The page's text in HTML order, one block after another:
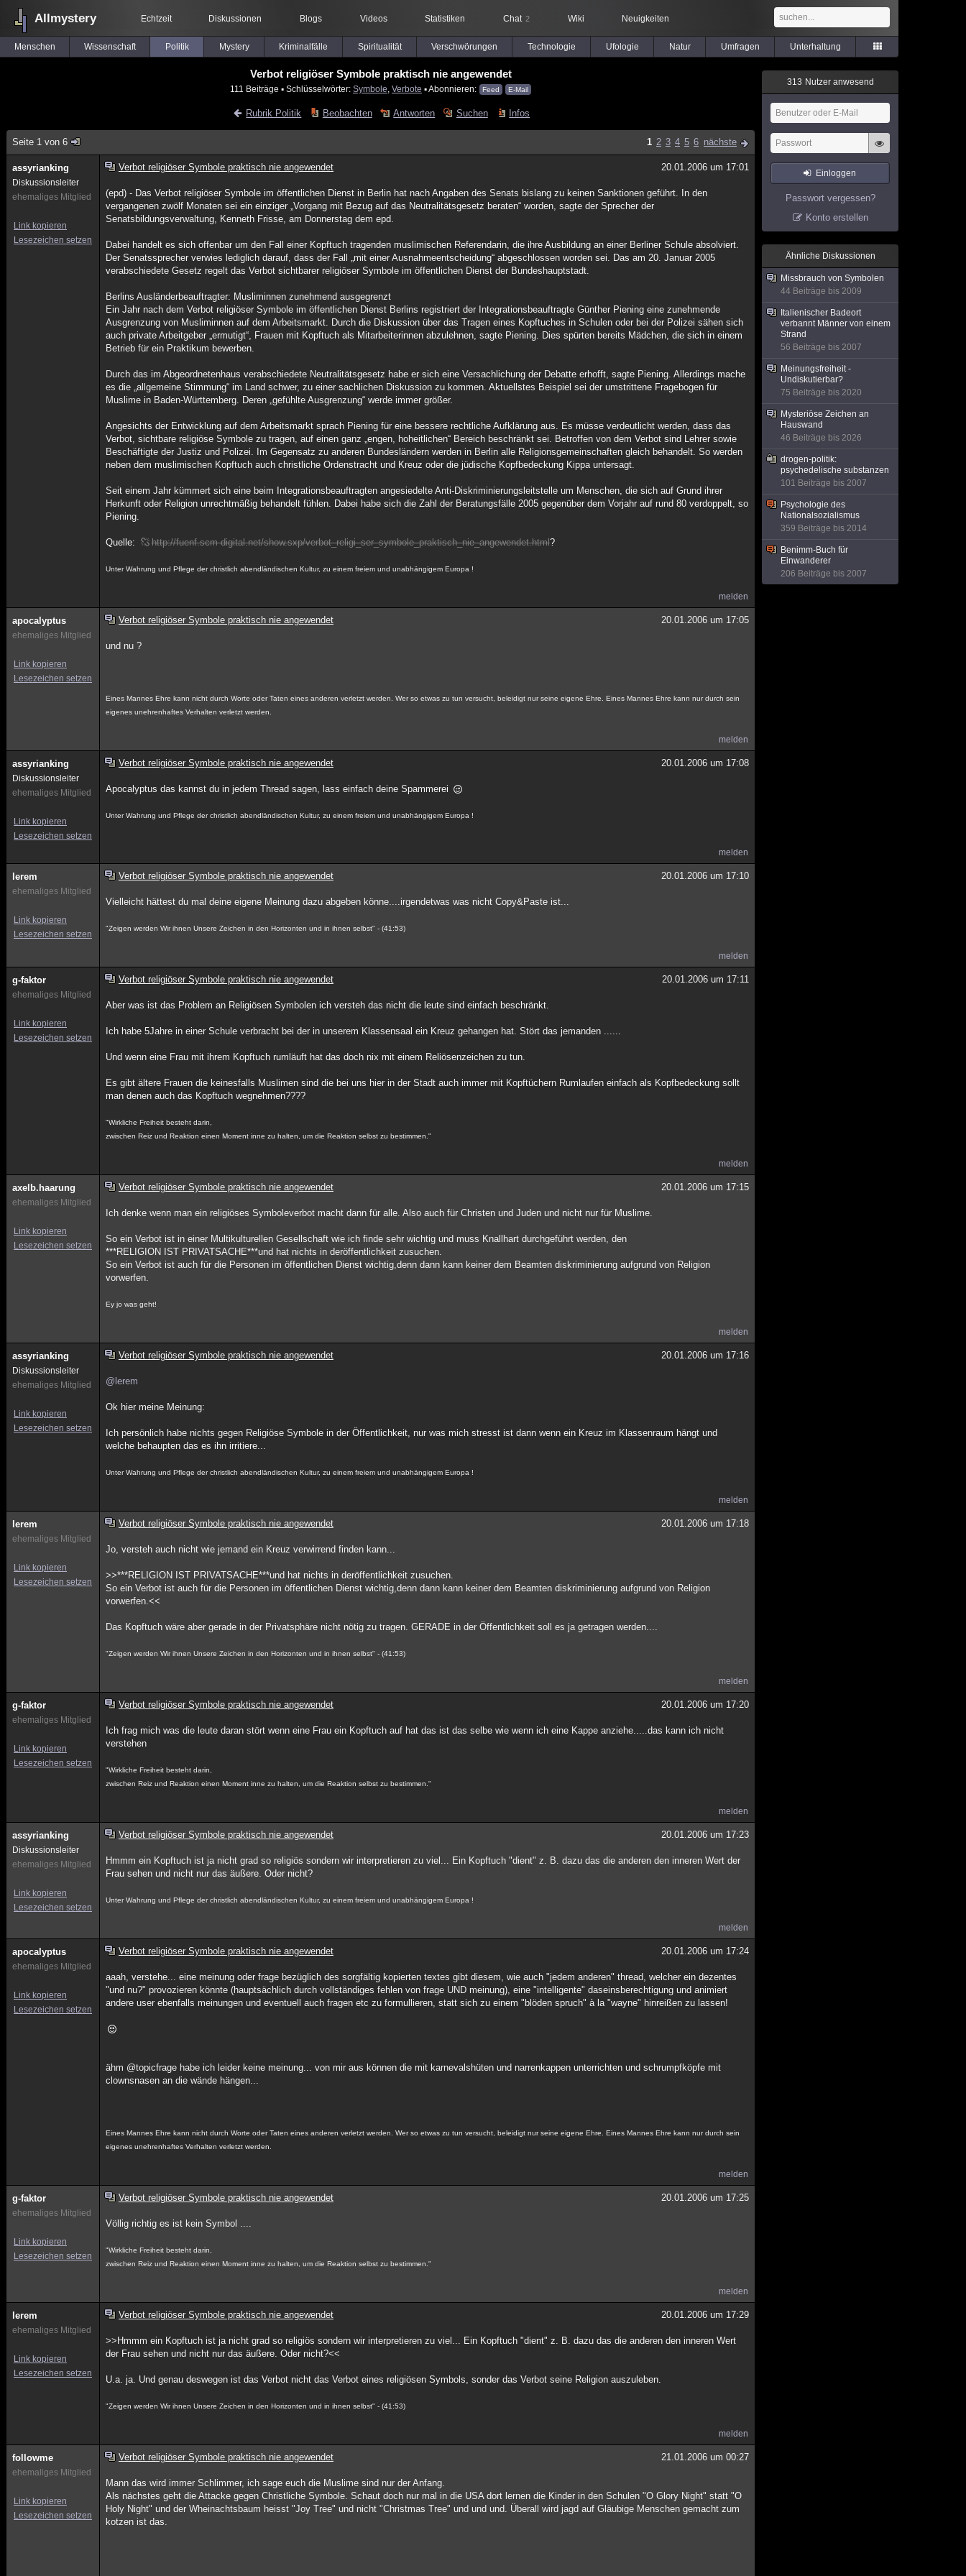
Allmystery Echtzeit Diskussionen Blogs Videos Statistiken Chat 2 Wiki Neuigkeiten
Menschen Wissenschaft Politik Mystery Kriminalfälle Spiritualität Verschwörungen Technologie Ufologie Natur Umfragen Unterhaltung
Verbot religiöser Symbole praktisch nie angewendet
111 Beiträge ▪ Schlüsselwörter: Symbole Verbote ▪ Abonnieren: Feed E-Mail
Rubrik Politik Beobachten Antworten Suchen Infos
Seite 1 von 6 1 2 3 4 5 6 nächste
assyrianking
Diskussionsleiter
ehemaliges Mitglied
Link kopieren
Lesezeichen setzen
Verbot religiöser Symbole praktisch nie angewendet 20.01.2006 um 17:01
(epd) - Das Verbot religiöser Symbole im öffentlichen Dienst in Berlin hat nach Angaben des Senats bislang zu keinen Sanktionen geführt. In den
vergangenen zwölf Monaten sei ein einziger „Vorgang mit Bezug auf das Neutralitätsgesetz beraten“ worden, sagte der Sprecher der
Senatsbildungsverwaltung, Kenneth Frisse, am Donnerstag dem epd.
Dabei handelt es sich offenbar um den Fall einer Kopftuch tragenden muslimischen Referendarin, die ihre Ausbildung an einer Berliner Schule absolviert.
Der Senatssprecher verwies lediglich darauf, dass der Fall „mit einer Ausnahmeentscheidung“ abgeschlossen worden sei. Das am 20. Januar 2005
verabschiedete Gesetz regelt das Verbot sichtbarer religiöser Symbole im öffentlichen Dienst der Bundeshauptstadt.
Berlins Ausländerbeauftragter: Musliminnen zunehmend ausgegrenzt
Ein Jahr nach dem Verbot religiöser Symbole im öffentlichen Dienst Berlins registriert der Integrationsbeauftragte Günther Piening eine zunehmende
Ausgrenzung von Musliminnen auf dem Arbeitsmarkt. Durch die Diskussion über das Tragen eines Kopftuches in Schulen oder bei der Polizei sähen sich
auch private Arbeitgeber „ermutigt“, Frauen mit Kopftuch als Mitarbeiterinnen abzulehnen, sagte Piening. Dies spürten bereits Mädchen, die sich in einem
Betrieb für ein Praktikum bewerben.
Durch das im Abgeordnetenhaus verabschiedete Neutralitätsgesetz habe er sich eine Versachlichung der Debatte erhofft, sagte Piening. Allerdings mache
es die „allgemeine Stimmung“ im Land schwer, zu einer sachlichen Diskussion zu kommen. Aktuellstes Beispiel sei der umstrittene Fragebogen für
Muslime in Baden-Württemberg. Deren „gefühlte Ausgrenzung“ werde immer größer.
Angesichts der Entwicklung auf dem Arbeitsmarkt sprach Piening für eine bessere rechtliche Aufklärung aus. Es müsse verdeutlicht werden, dass das
Verbot, sichtbare religiöse Symbole zu tragen, auf einen ganz „engen, hoheitlichen“ Bereich beschränkt sei. Betroffen von dem Verbot sind Lehrer sowie
Beschäftigte der Justiz und Polizei. Im Gegensatz zu anderen Bundesländern werden in Berlin alle Religionsgemeinschaften gleich behandelt. So werden
neben dem muslimischen Kopftuch auch christliche Ordenstracht und Kreuz oder die jüdische Kopfbedeckung Kippa untersagt.
Seit einem Jahr kümmert sich eine beim Integrationsbeauftragten angesiedelte Anti-Diskriminierungsleitstelle um Menschen, die sich auf Grund ihrer
Herkunft oder Religion unrechtmäßig behandelt fühlen. Dabei habe sich die Zahl der Beratungsfälle 2005 gegenüber dem Vorjahr auf rund 80 verdoppelt, so
Piening.
Quelle: http://fuenf.scm-digital.net/show.sxp/verbot_religi_ser_symbole_praktisch_nie_angewendet.html?
Unter Wahrung und Pflege der christlich abendländischen Kultur, zu einem freiem und unabhängigem Europa !
melden
apocalyptus
ehemaliges Mitglied
Link kopieren
Lesezeichen setzen
Verbot religiöser Symbole praktisch nie angewendet 20.01.2006 um 17:05
und nu ?
Eines Mannes Ehre kann nicht durch Worte oder Taten eines anderen verletzt werden. Wer so etwas zu tun versucht, beleidigt nur seine eigene Ehre. Eines Mannes Ehre kann nur durch sein
eigenes unehrenhaftes Verhalten verletzt werden.
melden
assyrianking
Diskussionsleiter
ehemaliges Mitglied
Link kopieren
Lesezeichen setzen
Verbot religiöser Symbole praktisch nie angewendet 20.01.2006 um 17:08
Apocalyptus das kannst du in jedem Thread sagen, lass einfach deine Spammerei
Unter Wahrung und Pflege der christlich abendländischen Kultur, zu einem freiem und unabhängigem Europa !
melden
lerem
ehemaliges Mitglied
Link kopieren
Lesezeichen setzen
Verbot religiöser Symbole praktisch nie angewendet 20.01.2006 um 17:10
Vielleicht hättest du mal deine eigene Meinung dazu abgeben könne....irgendetwas was nicht Copy&Paste ist...
"Zeigen werden Wir ihnen Unsere Zeichen in den Horizonten und in ihnen selbst" - (41:53)
melden
g-faktor
ehemaliges Mitglied
Link kopieren
Lesezeichen setzen
Verbot religiöser Symbole praktisch nie angewendet 20.01.2006 um 17:11
Aber was ist das Problem an Religiösen Symbolen ich versteh das nicht die leute sind einfach beschränkt.
Ich habe 5Jahre in einer Schule verbracht bei der in unserem Klassensaal ein Kreuz gehangen hat. Stört das jemanden ......
Und wenn eine Frau mit ihrem Kopftuch rumläuft hat das doch nix mit einem Reliösenzeichen zu tun.
Es gibt ältere Frauen die keinesfalls Muslimen sind die bei uns hier in der Stadt auch immer mit Kopftüchern Rumlaufen einfach als Kopfbedeckung sollt
man denen auch das Kopftuch wegnehmen????
"Wirkliche Freiheit besteht darin,
zwischen Reiz und Reaktion einen Moment inne zu halten, um die Reaktion selbst zu bestimmen."
melden
axelb.haarung
ehemaliges Mitglied
Link kopieren
Lesezeichen setzen
Verbot religiöser Symbole praktisch nie angewendet 20.01.2006 um 17:15
Ich denke wenn man ein religiöses Symboleverbot macht dann für alle. Also auch für Christen und Juden und nicht nur für Muslime.
So ein Verbot ist in einer Multikulturellen Gesellschaft wie ich finde sehr wichtig und muss Knallhart durchgeführt werden, den
***RELIGION IST PRIVATSACHE***und hat nichts in deröffentlichkeit zusuchen.
So ein Verbot ist auch für die Personen im öffentlichen Dienst wichtig,denn dann kann keiner dem Beamten diskriminierung aufgrund von Religion
vorwerfen.
Ey jo was geht!
melden
assyrianking
Diskussionsleiter
ehemaliges Mitglied
Link kopieren
Lesezeichen setzen
Verbot religiöser Symbole praktisch nie angewendet 20.01.2006 um 17:16
@lerem
Ok hier meine Meinung:
Ich persönlich habe nichts gegen Religiöse Symbole in der Öffentlichkeit, nur was mich stresst ist dann wenn ein Kreuz im Klassenraum hängt und
welche behaupten das es ihn irritiere...
Unter Wahrung und Pflege der christlich abendländischen Kultur, zu einem freiem und unabhängigem Europa !
melden
lerem
ehemaliges Mitglied
Link kopieren
Lesezeichen setzen
Verbot religiöser Symbole praktisch nie angewendet 20.01.2006 um 17:18
Jo, versteh auch nicht wie jemand ein Kreuz verwirrend finden kann...
>>***RELIGION IST PRIVATSACHE***und hat nichts in deröffentlichkeit zusuchen.
So ein Verbot ist auch für die Personen im öffentlichen Dienst wichtig,denn dann kann keiner dem Beamten diskriminierung aufgrund von Religion
vorwerfen.<<
Das Kopftuch wäre aber gerade in der Privatsphäre nicht nötig zu tragen. GERADE in der Öffentlichkeit soll es ja getragen werden....
"Zeigen werden Wir ihnen Unsere Zeichen in den Horizonten und in ihnen selbst" - (41:53)
melden
g-faktor
ehemaliges Mitglied
Link kopieren
Lesezeichen setzen
Verbot religiöser Symbole praktisch nie angewendet 20.01.2006 um 17:20
Ich frag mich was die leute daran stört wenn eine Frau ein Kopftuch auf hat das ist das selbe wie wenn ich eine Kappe anziehe.....das kann ich nicht
verstehen
"Wirkliche Freiheit besteht darin,
zwischen Reiz und Reaktion einen Moment inne zu halten, um die Reaktion selbst zu bestimmen."
melden
assyrianking
Diskussionsleiter
ehemaliges Mitglied
Link kopieren
Lesezeichen setzen
Verbot religiöser Symbole praktisch nie angewendet 20.01.2006 um 17:23
Hmmm ein Kopftuch ist ja nicht grad so religiös sondern wir interpretieren zu viel... Ein Kopftuch "dient" z. B. dazu das die anderen den inneren Wert der
Frau sehen und nicht nur das äußere. Oder nicht?
Unter Wahrung und Pflege der christlich abendländischen Kultur, zu einem freiem und unabhängigem Europa !
melden
apocalyptus
ehemaliges Mitglied
Link kopieren
Lesezeichen setzen
Verbot religiöser Symbole praktisch nie angewendet 20.01.2006 um 17:24
aaah, verstehe... eine meinung oder frage bezüglich des sorgfältig kopierten textes gibt diesem, wie auch "jedem anderen" thread, welcher ein dezentes
"und nu?" provozieren könnte (hauptsächlich durch vollständiges fehlen von frage UND meinung), eine "intelligente" daseinsberechtigung und animiert
andere user ebenfalls meinungen und eventuell auch fragen etc zu formullieren, statt sich zu einem "blöden spruch" à la "wayne" hinreißen zu lassen!
ähm @topicfrage habe ich leider keine meinung... von mir aus können die mit karnevalshüten und narrenkappen unterrichten und schrumpfköpfe mit
clownsnasen an die wände hängen...
Eines Mannes Ehre kann nicht durch Worte oder Taten eines anderen verletzt werden. Wer so etwas zu tun versucht, beleidigt nur seine eigene Ehre. Eines Mannes Ehre kann nur durch sein
eigenes unehrenhaftes Verhalten verletzt werden.
melden
g-faktor
ehemaliges Mitglied
Link kopieren
Lesezeichen setzen
Verbot religiöser Symbole praktisch nie angewendet 20.01.2006 um 17:25
Völlig richtig es ist kein Symbol ....
"Wirkliche Freiheit besteht darin,
zwischen Reiz und Reaktion einen Moment inne zu halten, um die Reaktion selbst zu bestimmen."
melden
lerem
ehemaliges Mitglied
Link kopieren
Lesezeichen setzen
Verbot religiöser Symbole praktisch nie angewendet 20.01.2006 um 17:29
>>Hmmm ein Kopftuch ist ja nicht grad so religiös sondern wir interpretieren zu viel... Ein Kopftuch "dient" z. B. dazu das die anderen den inneren Wert
der Frau sehen und nicht nur das äußere. Oder nicht?<<
U.a. ja. Und genau deswegen ist das Verbot nicht das Verbot eines religiösen Symbols, sonder das Verbot seine Religion auszuleben.
"Zeigen werden Wir ihnen Unsere Zeichen in den Horizonten und in ihnen selbst" - (41:53)
melden
followme
ehemaliges Mitglied
Link kopieren
Lesezeichen setzen
Verbot religiöser Symbole praktisch nie angewendet 21.01.2006 um 00:27
Mann das wird immer Schlimmer, ich sage euch die Muslime sind nur der Anfang.
Als nächstes geht die Attacke gegen Christliche Symbole. Schaut doch nur mal in die USA dort lernen die Kinder in den Schulen "O Glory Night" statt "O
Holy Night" und der Wheinachtsbaum heisst "Joy Tree" und nicht "Christmas Tree" und und und. Überall wird jagd auf Gläubige Menschen gemacht zum
kotzen ist das.
313 Nutzer anwesend
Einloggen
Passwort vergessen?
Konto erstellen
Ähnliche Diskussionen
Missbrauch von Symbolen
44 Beiträge bis 2009
Italienischer Badeort
verbannt Männer von einem
Strand
56 Beiträge bis 2007
Meinungsfreiheit -
Undiskutierbar?
75 Beiträge bis 2020
Mysteriöse Zeichen an
Hauswand
46 Beiträge bis 2026
drogen-politik:
psychedelische substanzen
101 Beiträge bis 2007
Psychologie des
Nationalsozialismus
359 Beiträge bis 2014
Benimm-Buch für
Einwanderer
206 Beiträge bis 2007